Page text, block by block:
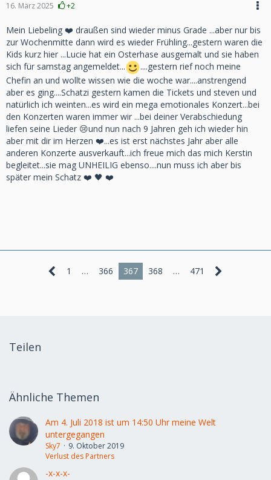
16. März 2025 +2
Mein Liebeling ❤️ draußen sind wieder minus Grade ...aber nur bis
zur Wochenmitte dann wird es wieder Frühling...gestern waren die
Kids kurz hier ...Lucie hat ein Osterhase ausgemalt und sie haben
sich für samstag angemeldet...
....gestern rief noch meine
Chefin an und wollte wissen wie die woche war....anstrengend
aber es ging....Schatzi gestern kamen die Tickets und steven und
natürlich ich weinten...es wird ein mega emotionales Konzert...bei
den Konzerten waren immer wir ...bei deiner Verabschiedung
liefen seine Lieder 😢und nun nach 9 Jahren geh ich wieder hin
aber mit dir im Herzen ❤️...es ist erst nächstes Jahr aber alle
anderen Konzerte ausverkauft...ich freue mich das mich Kerstin
begleitet...sie mag UNHEILIG ebenso....nun muss ich aber bis
später mein Schatz ❤️ 🖤 ❤️
1 … 366 367 368 … 471
Teilen
Ähnliche Themen
Am 4. Juli 2018 ist um 14:50 Uhr meine Welt
untergegangen
Sky7
9. Oktober 2019
Verlust des Partners
-x-x-x-